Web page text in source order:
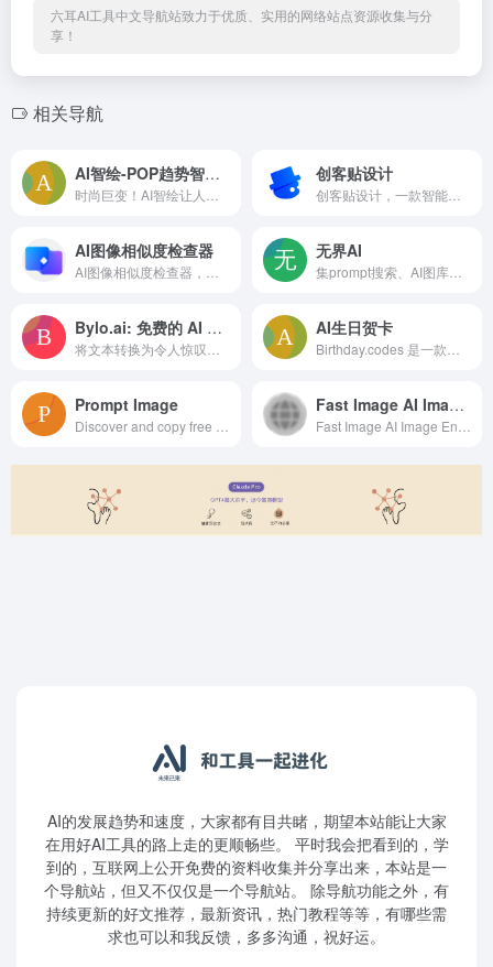
六耳AI工具中文导航站致力于优质、实用的网络站点资源收集与分
享！
相关导航
AI智绘-POP趋势智能AI图案设计工具 创客贴设计
AI图像相似度检查器 无界AI
Bylo.ai: 免费的 AI 图像生成器 AI生日贺卡
Prompt Image Fast Image AI Image Enhancer
AI的发展趋势和速度，大家都有目共睹，期望本站能让大家
在用好AI工具的路上走的更顺畅些。 平时我会把看到的，学
到的，互联网上公开免费的资料收集并分享出来，本站是一
个导航站，但又不仅仅是一个导航站。 除导航功能之外，有
持续更新的好文推荐，最新资讯，热门教程等等，有哪些需
求也可以和我反馈，多多沟通，祝好运。